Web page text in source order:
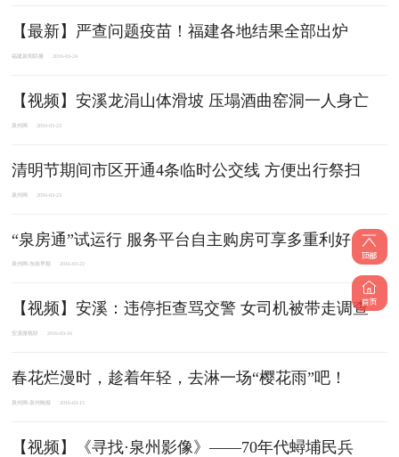
【最新】严查问题疫苗！福建各地结果全部出炉
福建新闻联播 2016-03-24
【视频】安溪龙涓山体滑坡 压塌酒曲窑洞一人身亡
泉州网 2016-03-23
清明节期间市区开通4条临时公交线 方便出行祭扫
泉州网 2016-03-23
“泉房通”试运行 服务平台自主购房可享多重利好
泉州网-东南早报 2016-03-22
【视频】安溪：违停拒查骂交警 女司机被带走调查
安溪微视听 2016-03-16
春花烂漫时，趁着年轻，去淋一场“樱花雨”吧！
泉州网-泉州晚报 2016-03-15
【视频】《寻找·泉州影像》——70年代蟳埔民兵